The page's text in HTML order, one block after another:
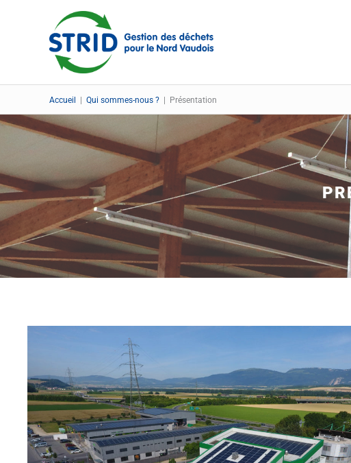
Accueil | Qui sommes-nous ? | Présentation